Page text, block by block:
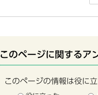
このページに関するア
このページの情報は役に